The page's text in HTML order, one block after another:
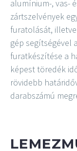
alumínium-, vas-
zártszelvények
furatolását,
gép segítségével
furatkészítése a
képest töredék
rövidebb
darabszámú